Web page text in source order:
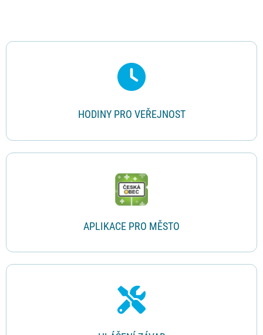
Rychlé odkazy
HODINY PRO VEŘEJNOST
APLIKACE PRO MĚSTO